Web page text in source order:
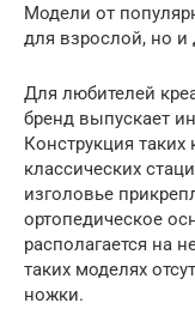
Модели от
для взрослой, но и
Для любителей
бренд выпускает
Конструкция таких
классических
изголовье
ортопедическое
располагается на
таких моделях
ножки.